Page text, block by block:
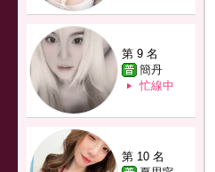
第 9 名
簡丹
忙線中
第 10 名